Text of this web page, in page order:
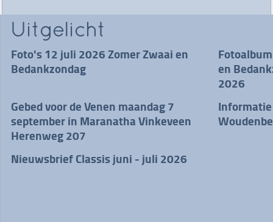
Uitgelicht
Foto's 12 juli 2026 Zomer Zwaai en
Bedankzondag
en
2026
Gebed voor de Venen maandag 7
september in Maranatha Vinkeveen
Herenweg 207
Nieuwsbrief Classis juni - juli 2026